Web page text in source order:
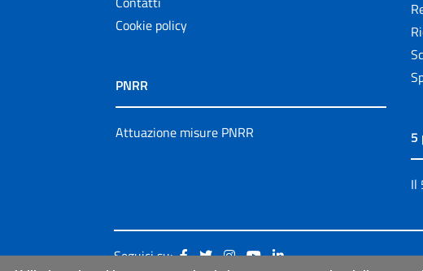
Cookie policy
PNRR
Attuazione misure PNRR 5
Il
Seguici su: